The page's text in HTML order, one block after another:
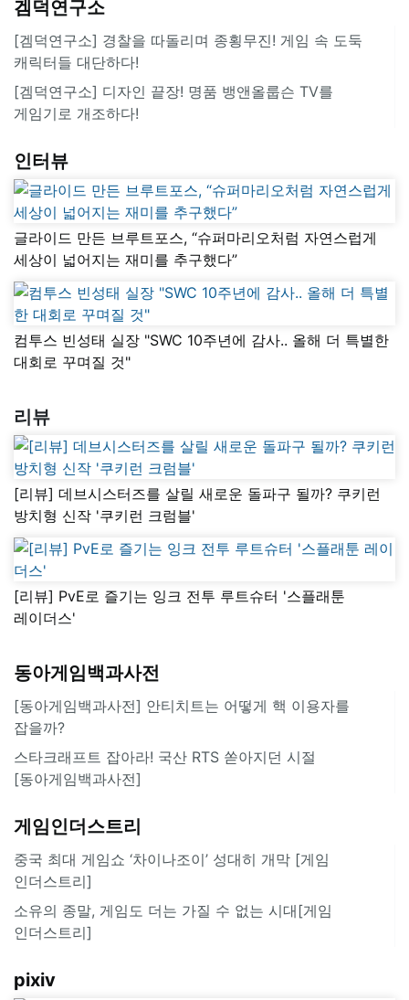
겜덕연구소
[겜덕연구소] 경찰을 따돌리며 종횡무진! 게임 속 도둑
캐릭터들 대단하다!
[겜덕연구소] 디자인 끝장! 명품 뱅앤올룹슨 TV를
게임기로 개조하다!
인터뷰
글라이드 만든 브루트포스, “슈퍼마리오처럼 자연스럽게
세상이 넓어지는 재미를 추구했다”
컴투스 빈성태 실장 "SWC 10주년에 감사.. 올해 더 특별한
대회로 꾸며질 것"
리뷰
[리뷰] 데브시스터즈를 살릴 새로운 돌파구 될까? 쿠키런
방치형 신작 '쿠키런 크럼블'
[리뷰] PvE로 즐기는 잉크 전투 루트슈터 '스플래툰
레이더스'
동아게임백과사전
[동아게임백과사전] 안티치트는 어떻게 핵 이용자를
잡을까?
스타크래프트 잡아라! 국산 RTS 쏟아지던 시절
[동아게임백과사전]
게임인더스트리
중국 최대 게임쇼 ‘차이나조이’ 성대히 개막 [게임
인더스트리]
소유의 종말, 게임도 더는 가질 수 없는 시대[게임
인더스트리]
pixiv